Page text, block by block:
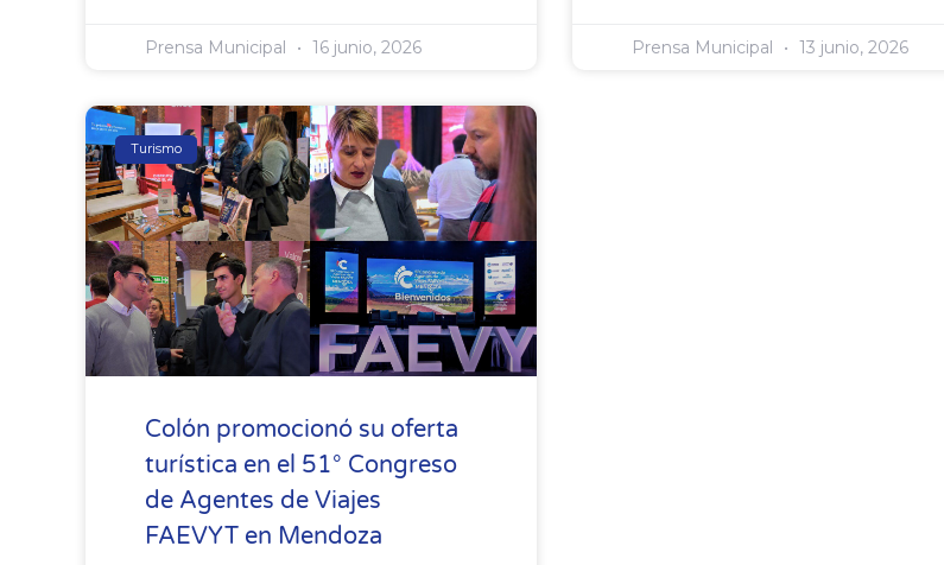
Prensa Municipal 16 junio, 2026 Prensa Municipal 13 junio, 2026
Turismo
Colón promocionó su oferta
turística en el 51° Congreso
de Agentes de Viajes
FAEVYT en Mendoza